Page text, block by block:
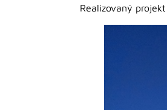
Realizovaný